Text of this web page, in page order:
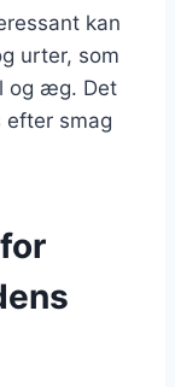
kan
urter, som
og æg. Det
efter smag